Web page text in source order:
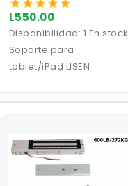
L550.00
Disponibilidad: 1 En stock
Soporte para
tablet/iPad LISEN